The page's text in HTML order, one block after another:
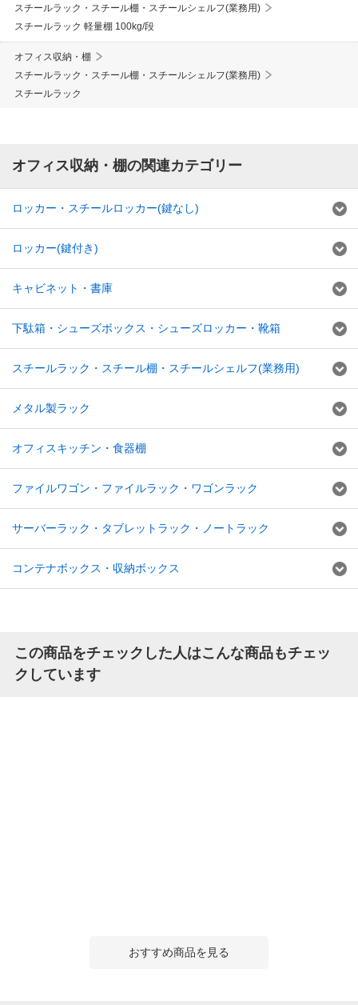
スチールラック・スチール棚・スチールシェルフ(業務用)
スチールラック 軽量棚 100kg/段
オフィス収納・棚
スチールラック・スチール棚・スチールシェルフ(業務用)
スチールラック
オフィス収納・棚の関連カテゴリー
ロッカー・スチールロッカー(鍵なし)
ロッカー(鍵付き)
キャビネット・書庫
下駄箱・シューズボックス・シューズロッカー・靴箱
スチールラック・スチール棚・スチールシェルフ(業務用)
メタル製ラック
オフィスキッチン・食器棚
ファイルワゴン・ファイルラック・ワゴンラック
サーバーラック・タブレットラック・ノートラック
コンテナボックス・収納ボックス
この商品をチェックした人はこんな商品もチェッ
クしています
おすすめ商品を見る